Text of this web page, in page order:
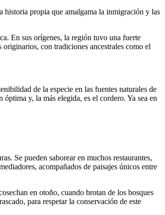
historia propia que amalgama la inmigración y las
En sus orígenes, la región tuvo una fuerte
con tradiciones ancestrales como el
de la especie en las fuentes naturales de
y, la más elegida, es el cordero. Ya sea en
Se pueden saborear en muchos restaurantes,
acompañados de paisajes únicos entre
en otoño, cuando brotan de los bosques
para respetar la conservación de este